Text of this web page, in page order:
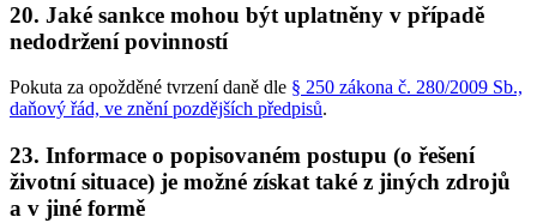
20. Jaké sankce mohou být uplatněny v případě
nedodržení povinností
Pokuta za opožděné tvrzení daně dle § 250 zákona č. 280/2009 Sb.,
daňový řád, ve znění pozdějších předpisů.
23. Informace o popisovaném postupu (o řešení
životní situace) je možné získat také z jiných zdrojů
a v jiné formě